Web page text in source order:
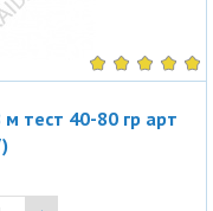
тест 40-80 гр арт